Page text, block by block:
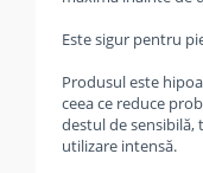
Este sigur pentru
Produsul este
ceea ce reduce
destul de sensibilă,
utilizare intensă.